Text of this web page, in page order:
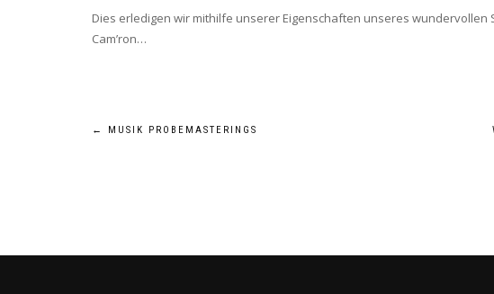
Dies erledigen wir mithilfe unserer Eigenschaften unseres wundervollen
Cam’ron…
BEITRAGSNAVIGATION
← MUSIK PROBEMASTERINGS